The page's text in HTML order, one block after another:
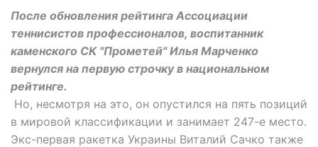
После обновления рейтинга Ассоциации
теннисистов профессионалов, воспитанник
каменского СК "Прометей" Илья Марченко
вернулся на первую строчку в национальном
рейтинге.
Но, несмотря на это, он опустился на пять позиций
в мировой классификации и занимает 247-е место.
Экс-первая ракетка Украины Виталий Сачко также